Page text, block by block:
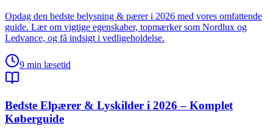
Opdag den bedste belysning & pærer i 2026 med vores omfattende
guide. Lær om vigtige egenskaber, topmærker som Nordlux og
Ledvance, og få indsigt i vedligeholdelse.
9 min læsetid
Bedste Elpærer & Lyskilder i 2026 – Komplet
Køberguide